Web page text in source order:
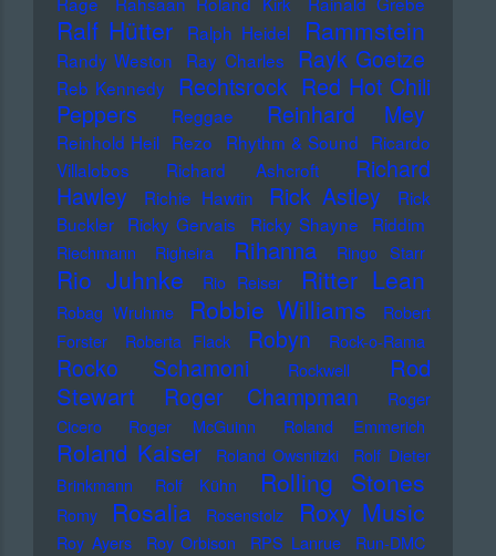
Ralf Hütter Ralph Heidel Rammstein
Randy Weston Ray Charles Rayk Goetze
Reb Kennedy Rechtsrock Red Hot Chili
Peppers
Reggae Reinhard Mey
Reinhold Heil Rezo Rhythm & Sound Ricardo
Villalobos
Richard Ashcroft
Richard
Hawley
Richie Hawtin Rick Astley
Rick
Buckler
Ricky Gervais Ricky Shayne Riddim
Riechmann Righeira Rihanna Ringo Starr
Rio Juhnke Rio Reiser Ritter Lean
Robag Wruhme Robbie Williams
Robert
Forster
Roberta Flack Robyn Rock-o-Rama
Rocko Schamoni Rockwell
Rod
Stewart
Roger Champman
Roger
Cicero
Roger McGuinn Roland Emmerich
Roland Kaiser Roland Owsnitzki
Rolf Dieter
Brinkmann
Rolf Kühn Rolling Stones
Romy Rosalia Rosenstolz Roxy Music
Roy Ayers Roy Orbison RPS Lanrue
Run-DMC